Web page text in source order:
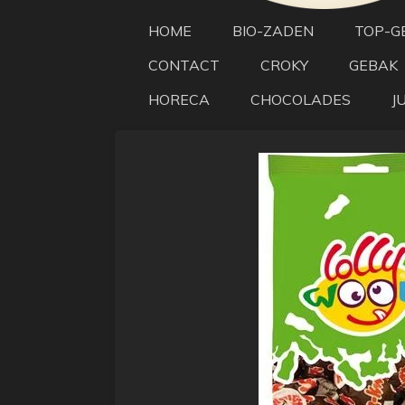
HOME BIO-ZADEN TOP-
CONTACT
CROKY GEBAK
HORECA
CHOCOLADES